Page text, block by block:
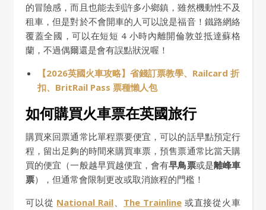
的冒險感，而且也能去到許多小鄉鎮，雖然機動性不及
租車，但是對於不會開車的人可以說是福音！鐵路網絡
覆蓋全國，可以在短短 4 小時內離開倫敦並抵達蘇格
蘭，不過偶爾還是會有誤點狀況喔！
【2026英國火車攻略】省錢訂票教學、Railcard 折
扣、BritRail Pass 票種懶人包
如何購買火車票在英國旅行
購買來回票通常比單程票要便宜，可以的話早點預定行
程，留出足夠的時間來購買車票，預售票通常比當天購
買的便宜（一般越早買越便宜，會有早鳥票或是離峰車
票），但通常會限制更改或取消旅程的門檻！
可以從 National Rail、 The Trainline或直接從火車